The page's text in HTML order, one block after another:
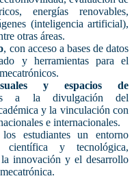
energías renovables,
(inteligencia artificial),
otras áreas.
, con acceso a bases de datos
y herramientas para el
y espacios de
a la divulgación del
y la vinculación con
e internacionales.
estudiantes un entorno
y tecnológica,
innovación y el desarrollo